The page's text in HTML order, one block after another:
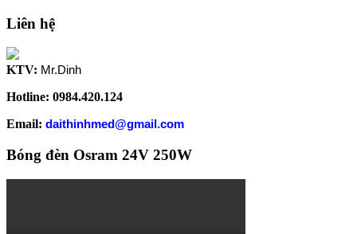
Liên hệ
KTV: Mr.Dinh
Hotline: 0984.420.124
Email: daithinhmed@gmail.com
Bóng đèn Osram 24V 250W